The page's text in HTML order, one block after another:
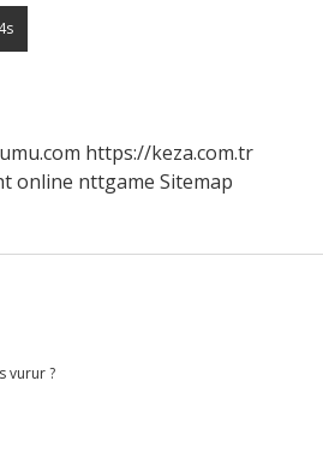
https://keza.com.tr
online nttgame Sitemap
vurur ?